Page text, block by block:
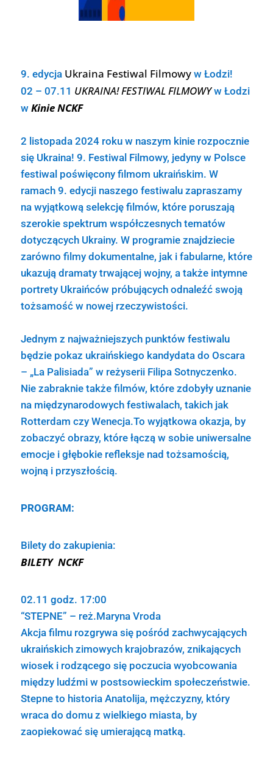
9. edycja Ukraina Festiwal Filmowyw Łodzi!
02 – 07.11 UKRAINA! FESTIWAL FILMOWYw Łodzi
w Kinie NCKF
2 listopada 2024 roku w naszym kinie rozpocznie
się Ukraina! 9. Festiwal Filmowy, jedyny w Polsce
festiwal poświęcony filmom ukraińskim. W
ramach 9. edycji naszego festiwalu zapraszamy
na wyjątkową selekcję filmów, które poruszają
szerokie spektrum współczesnych tematów
dotyczących Ukrainy. W programie znajdziecie
zarówno filmy dokumentalne, jak i fabularne, które
ukazują dramaty trwającej wojny, a także intymne
portrety Ukraińców próbujących odnaleźć swoją
tożsamość w nowej rzeczywistości.
Jednym z najważniejszych punktów festiwalu
będzie pokaz ukraińskiego kandydata do Oscara
– „La Palisiada” w reżyserii Filipa Sotnyczenko.
Nie zabraknie także filmów, które zdobyły uznanie
na międzynarodowych festiwalach, takich jak
Rotterdam czy Wenecja.To wyjątkowa okazja, by
zobaczyć obrazy, które łączą w sobie uniwersalne
emocje i głębokie refleksje nad tożsamością,
wojną i przyszłością.
PROGRAM:
Bilety do zakupienia:
BILETY NCKF
02.11 godz. 17:00
“STEPNE” – reż.Maryna Vroda
Akcja filmu rozgrywa się pośród zachwycających
ukraińskich zimowych krajobrazów, znikających
wiosek i rodzącego się poczucia wyobcowania
między ludźmi w postsowieckim społeczeństwie.
Stepne to historia Anatolija, mężczyzny, który
wraca do domu z wielkiego miasta, by
zaopiekować się umierającą matką.